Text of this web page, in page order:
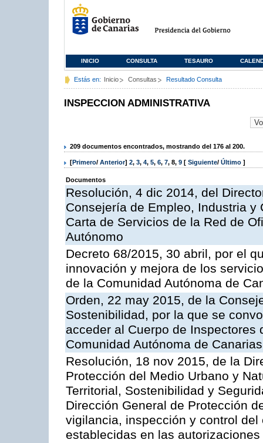
INICIO CONSULTA TESAURO
Estás en: Inicio Consultas Resultado Consulta
INSPECCION ADMINISTRATIVA
209 documentos encontrados, mostrando del 176 al 200.
[Primero/ Anterior] 2, 3, 4, 5, 6, 7, 8, 9 [ Siguiente/ Último ]
Documentos
Resolución, 4 dic 2014, del
Consejería de Empleo, Industria
Carta de Servicios de la Red de
Autónomo
Decreto 68/2015, 30 abril, por el
innovación y mejora de los
de la Comunidad Autónoma de
Orden, 22 may 2015, de la
Sostenibilidad, por la que se
acceder al Cuerpo de
Comunidad Autónoma de Canarias
Resolución, 18 nov 2015, de la
Protección del Medio Urbano y
Territorial, Sostenibilidad y
Dirección General de Protección
vigilancia, inspección y control
establecidas en las